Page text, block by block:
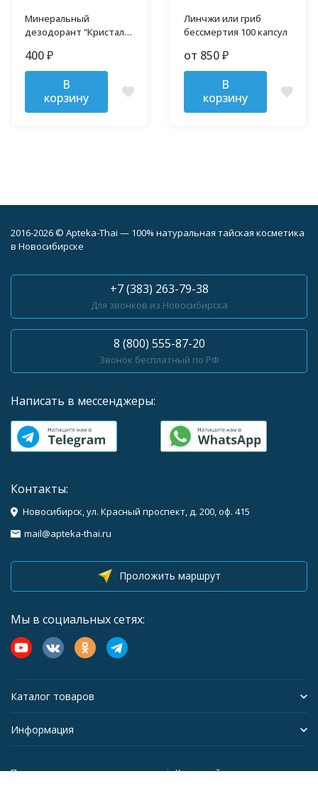
Минеральный
дезодорант "Кристалл"
400 ₽
В
корзину
Линчжи или гриб
бессмертия 100 капсул
от 850 ₽
В
корзину
2016-2026 © Apteka-Thai — 100% натуральная тайская косметика
в Новосибирске
+7 (383) 263-79-38
Для звонков из Новосибирска
8 (800) 555-87-20
Звонок бесплатный по РФ
Написать в мессенджеры:
Контакты:
Новосибирск, ул. Красный проспект, д. 200, оф. 415
mail@apteka-thai.ru
Проложить маршрут
Мы в социальных сетях:
Каталог товаров
Информация
Политика персональных данных Карта сайта